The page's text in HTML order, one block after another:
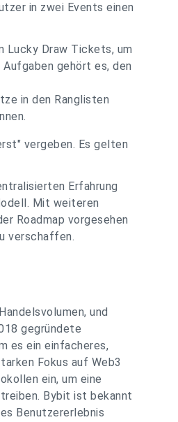
in zwei Events einen
Lucky Draw Tickets, um
gehört es, den
in den Ranglisten
vergeben. Es gelten
Erfahrung
Mit weiteren
Roadmap vorgesehen
verschaffen.
und
gegründete
es ein einfacheres,
Fokus auf Web3
ein, um eine
Bybit ist bekannt
Benutzererlebnis